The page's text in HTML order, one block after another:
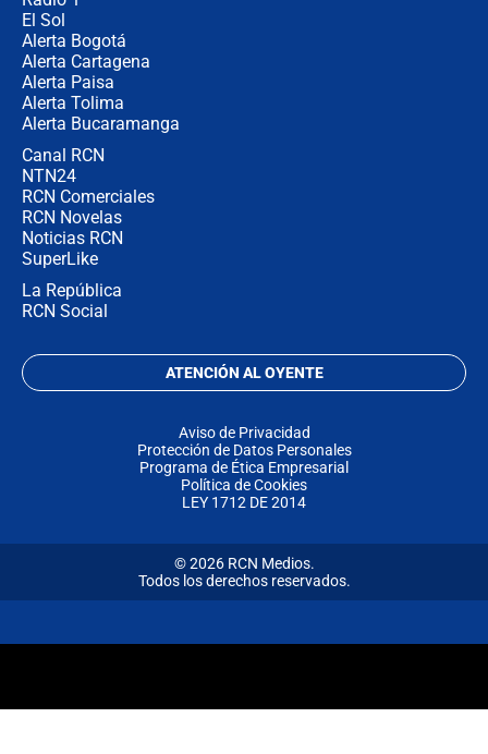
El Sol
Alerta Bogotá
Alerta Cartagena
Alerta Paisa
Alerta Tolima
Alerta Bucaramanga
Canal RCN
NTN24
RCN Comerciales
RCN Novelas
Noticias RCN
SuperLike
La República
RCN Social
ATENCIÓN AL OYENTE
Aviso de Privacidad
Protección de Datos Personales
Programa de Ética Empresarial
Política de Cookies
LEY 1712 DE 2014
© 2026 RCN Medios.
Todos los derechos reservados.